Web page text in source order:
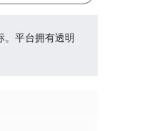
。平台拥有透明